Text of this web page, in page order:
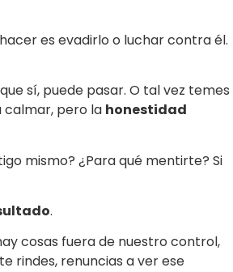
es evadirlo o luchar contra él.
sí, puede pasar. O tal vez temes
calmar, pero la honestidad
mismo? ¿Para qué mentirte? Si
.
cosas fuera de nuestro control,
rindes, renuncias a ver ese